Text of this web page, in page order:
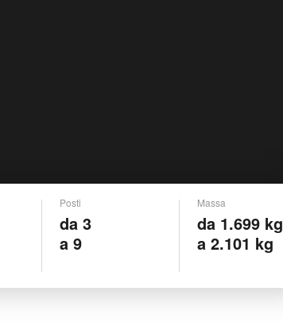
Posti
da 3
a 9
Massa
da 1.699 kg
a 2.101 kg